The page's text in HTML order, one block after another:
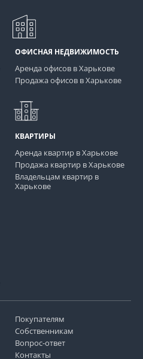
ОФИСНАЯ НЕДВИЖИМОСТЬ
Аренда офисов в Харькове
Продажа офисов в Харькове
КВАРТИРЫ
Аренда квартир в Харькове
Продажа квартир в Харькове
Владельцам квартир в
Харькове
Покупателям
Собственникам
Вопрос-ответ
Контакты